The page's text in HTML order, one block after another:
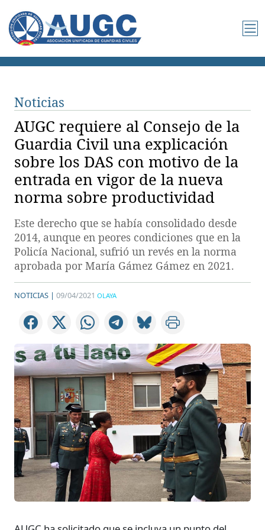
Noticias
AUGC requiere al Consejo de la
Guardia Civil una explicación
sobre los DAS con motivo de la
entrada en vigor de la nueva
norma sobre productividad
Este derecho que se había consolidado desde
2014, aunque en peores condiciones que en la
Policía Nacional, sufrió un revés en la norma
aprobada por María Gámez Gámez en 2021.
NOTICIAS | 09/04/2021 OLAYA